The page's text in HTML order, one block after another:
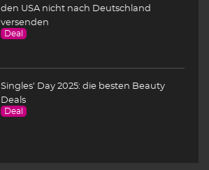
den USA nicht nach Deutschland
versenden
Deal
Singles’ Day 2025: die besten Beauty
Deals
Deal